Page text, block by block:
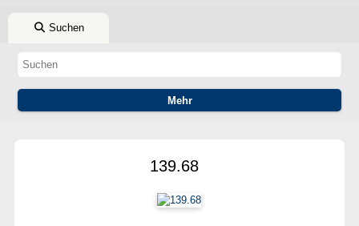
Suchen
139.68